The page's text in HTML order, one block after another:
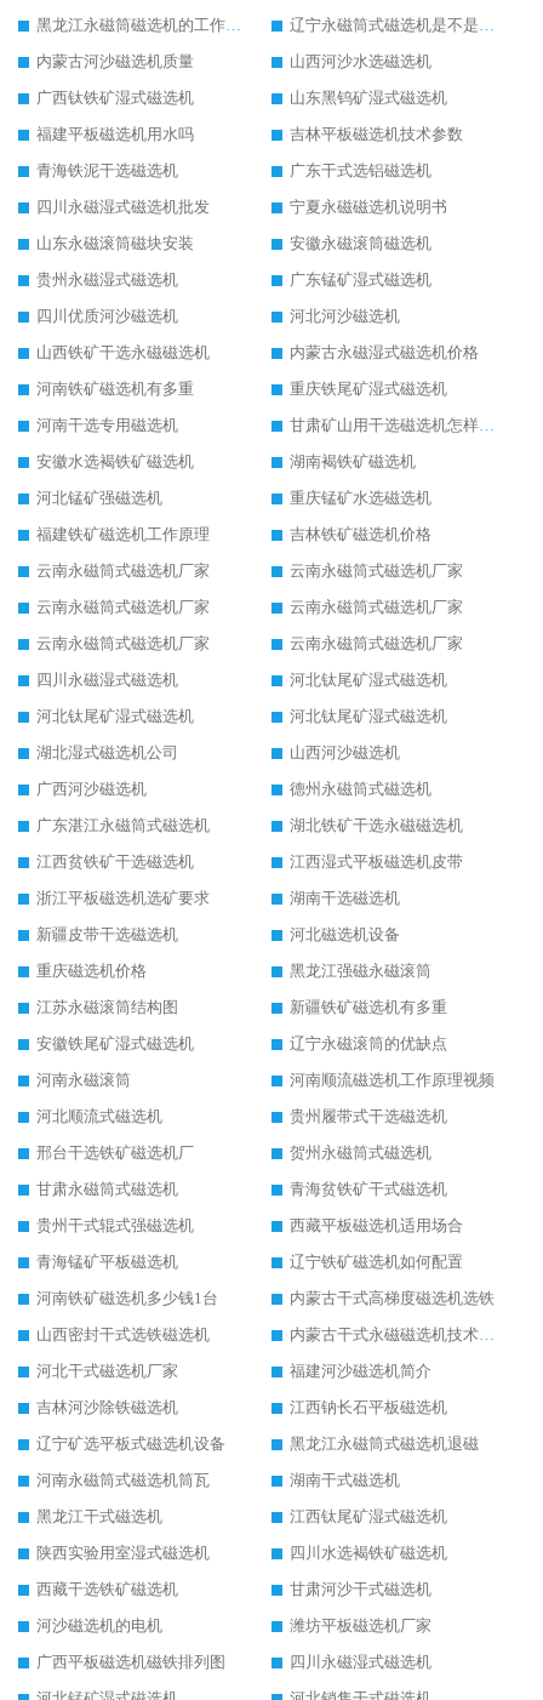
黑龙江永磁筒磁选机的工作原理
辽宁永磁筒式磁选机是不是强磁
内蒙古河沙磁选机质量
山西河沙水选磁选机
广西钛铁矿湿式磁选机
山东黑钨矿湿式磁选机
福建平板磁选机用水吗
吉林平板磁选机技术参数
青海铁泥干选磁选机
广东干式选铝磁选机
四川永磁湿式磁选机批发
宁夏永磁磁选机说明书
山东永磁滚筒磁块安装
安徽永磁滚筒磁选机
贵州永磁湿式磁选机
广东锰矿湿式磁选机
四川优质河沙磁选机
河北河沙磁选机
山西铁矿干选永磁磁选机
内蒙古永磁湿式磁选机价格
河南铁矿磁选机有多重
重庆铁尾矿湿式磁选机
河南干选专用磁选机
甘肃矿山用干选磁选机怎样调磁
安徽水选褐铁矿磁选机
湖南褐铁矿磁选机
河北锰矿强磁选机
重庆锰矿水选磁选机
福建铁矿磁选机工作原理
吉林铁矿磁选机价格
云南永磁筒式磁选机厂家
云南永磁筒式磁选机厂家
云南永磁筒式磁选机厂家
云南永磁筒式磁选机厂家
云南永磁筒式磁选机厂家
云南永磁筒式磁选机厂家
四川永磁湿式磁选机
河北钛尾矿湿式磁选机
河北钛尾矿湿式磁选机
河北钛尾矿湿式磁选机
湖北湿式磁选机公司
山西河沙磁选机
广西河沙磁选机
德州永磁筒式磁选机
广东湛江永磁筒式磁选机
湖北铁矿干选永磁磁选机
江西贫铁矿干选磁选机
江西湿式平板磁选机皮带
浙江平板磁选机选矿要求
湖南干选磁选机
新疆皮带干选磁选机
河北磁选机设备
重庆磁选机价格
黑龙江强磁永磁滚筒
江苏永磁滚筒结构图
新疆铁矿磁选机有多重
安徽铁尾矿湿式磁选机
辽宁永磁滚筒的优缺点
河南永磁滚筒
河南顺流磁选机工作原理视频
河北顺流式磁选机
贵州履带式干选磁选机
邢台干选铁矿磁选机厂
贺州永磁筒式磁选机
甘肃永磁筒式磁选机
青海贫铁矿干式磁选机
贵州干式辊式强磁选机
西藏平板磁选机适用场合
青海锰矿平板磁选机
辽宁铁矿磁选机如何配置
河南铁矿磁选机多少钱1台
内蒙古干式高梯度磁选机选铁
山西密封干式选铁磁选机
内蒙古干式永磁磁选机技术要求
河北干式磁选机厂家
福建河沙磁选机简介
吉林河沙除铁磁选机
江西钠长石平板磁选机
辽宁矿选平板式磁选机设备
黑龙江永磁筒式磁选机退磁
河南永磁筒式磁选机筒瓦
湖南干式磁选机
黑龙江干式磁选机
江西钛尾矿湿式磁选机
陕西实验用室湿式磁选机
四川水选褐铁矿磁选机
西藏干选铁矿磁选机
甘肃河沙干式磁选机
河沙磁选机的电机
潍坊平板磁选机厂家
广西平板磁选机磁铁排列图
四川永磁湿式磁选机